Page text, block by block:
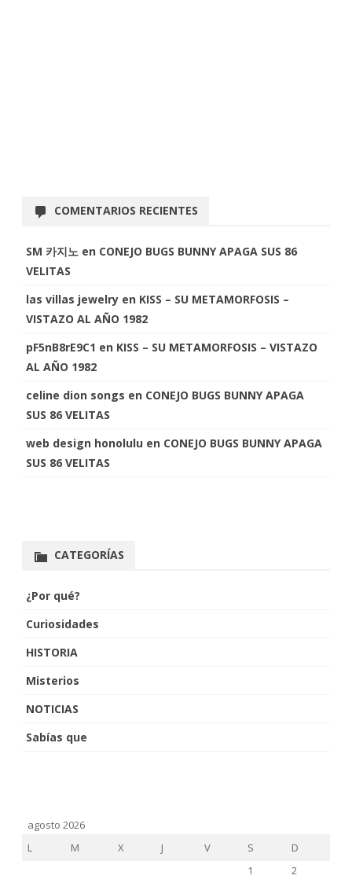
COMENTARIOS RECIENTES
SM 카지노 en CONEJO BUGS BUNNY APAGA SUS 86
VELITAS
las villas jewelry en KISS – SU METAMORFOSIS –
VISTAZO AL AÑO 1982
pF5nB8rE9C1 en KISS – SU METAMORFOSIS – VISTAZO
AL AÑO 1982
celine dion songs en CONEJO BUGS BUNNY APAGA
SUS 86 VELITAS
web design honolulu en CONEJO BUGS BUNNY APAGA
SUS 86 VELITAS
CATEGORÍAS
¿Por qué?
Curiosidades
HISTORIA
Misterios
NOTICIAS
Sabías que
agosto 2026
L
M X J V S
D
1
2